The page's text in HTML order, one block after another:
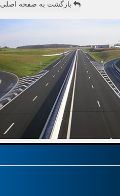
بازگشت به صفحه اصلی